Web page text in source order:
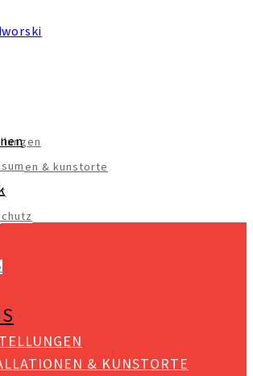
& kunstorte
& KUNSTORTE